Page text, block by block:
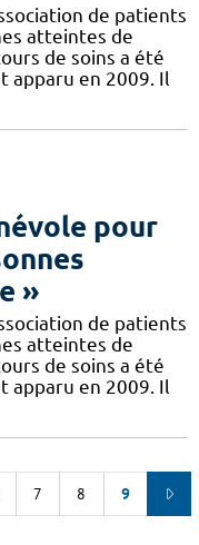
de patients
atteintes de
de soins a été
apparu en 2009. Il
pour
»
de patients
atteintes de
de soins a été
apparu en 2009. Il
7 8 9